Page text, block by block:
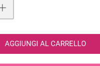
AGGIUNGI AL CARRELLO